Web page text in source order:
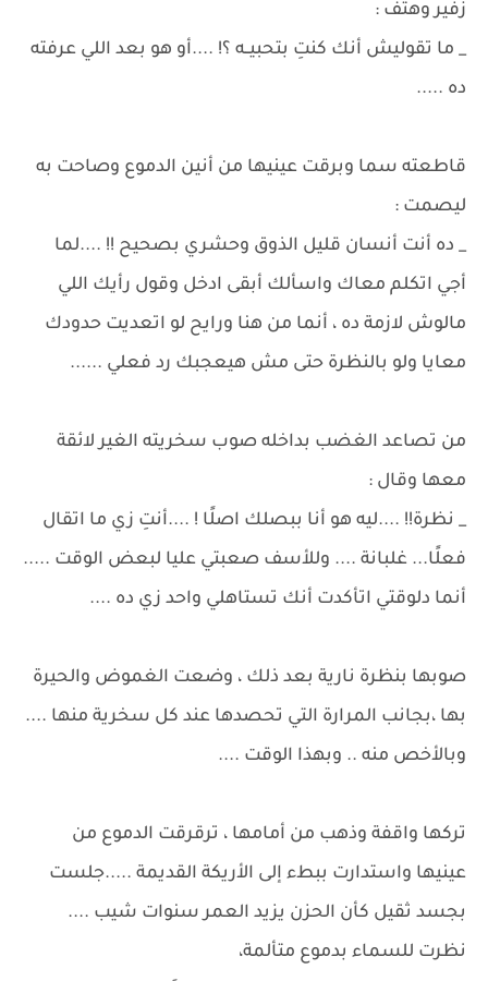
زفير وهتف :
_ ما تقوليش أنك كنتِ بتحبيــه ؟! ....أو هو بعد اللي عرفته
ده .....
قاطعته سما وبرقت عينيها من أنين الدموع وصاحت به
ليصمت :
_ ده أنت أنسان قليل الذوق وحشري بصحيح !! ....لما
أجي اتكلم معاك واسألك أبقى ادخل وقول رأيك اللي
مالوش لازمة ده ، أنما من هنا ورايح لو اتعديت حدودك
معايا ولو بالنظرة حتى مش هيعجبك رد فعلي ......
من تصاعد الغضب بداخله صوب سخريته الغير لائقة
معها وقال :
_ نظرة!! ....ليه هو أنا ببصلك اصلًا ! ....أنتِ زي ما اتقال
فعلًا... غلبانة .... وللأسف صعبتي عليا لبعض الوقت .....
أنما دلوقتي اتأكدت أنك تستاهلي واحد زي ده ....
صوبها بنظرة نارية بعد ذلك ، وضعت الغموض والحيرة
بها ،بجانب المرارة التي تحصدها عند كل سخرية منها ....
وبالأخص منه .. وبهذا الوقت ....
تركها واقفة وذهب من أمامها ، ترقرقت الدموع من
عينيها واستدارت ببطء إلى الأريكة القديمة .....جلست
بجسد ثقيل كأن الحزن يزيد العمر سنوات شيب ....
نظرت للسماء بدموع متألمة،